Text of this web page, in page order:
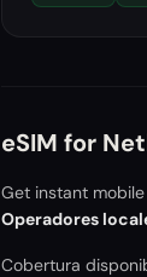
eSIM for
Get instant
Operadores
Cobertura